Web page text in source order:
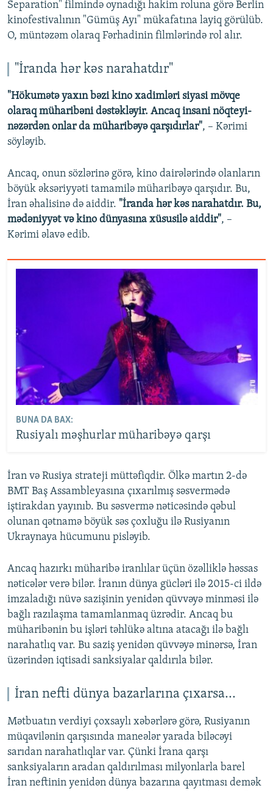
Separation" filmində oynadığı hakim roluna görə Berlin
kinofestivalının "Gümüş Ayı" mükafatına layiq görülüb.
O, müntəzəm olaraq Fərhadinin filmlərində rol alır.
"İranda hər kəs narahatdır"
"Hökumətə yaxın bəzi kino xadimləri siyasi mövqe
olaraq müharibəni dəstəkləyir. Ancaq insani nöqteyi-
nəzərdən onlar da müharibəyə qarşıdırlar", – Kərimi
söyləyib.
Ancaq, onun sözlərinə görə, kino dairələrində olanların
böyük əksəriyyəti tamamilə müharibəyə qarşıdır. Bu,
İran əhalisinə də aiddir. "İranda hər kəs narahatdır. Bu,
mədəniyyət və kino dünyasına xüsusilə aiddir", –
Kərimi əlavə edib.
BUNA DA BAX:
Rusiyalı məşhurlar müharibəyə qarşı
İran və Rusiya strateji müttəfiqdir. Ölkə martın 2-də
BMT Baş Assambleyasına çıxarılmış səsvermədə
iştirakdan yayınıb. Bu səsvermə nəticəsində qəbul
olunan qətnamə böyük səs çoxluğu ilə Rusiyanın
Ukraynaya hücumunu pisləyib.
Ancaq hazırkı müharibə iranlılar üçün özəlliklə həssas
nəticələr verə bilər. İranın dünya gücləri ilə 2015-ci ildə
imzaladığı nüvə sazişinin yenidən qüvvəyə minməsi ilə
bağlı razılaşma tamamlanmaq üzrədir. Ancaq bu
müharibənin bu işləri təhlükə altına atacağı ilə bağlı
narahatlıq var. Bu saziş yenidən qüvvəyə minərsə, İran
üzərindən iqtisadi sanksiyalar qaldırıla bilər.
İran nefti dünya bazarlarına çıxarsa...
Mətbuatın verdiyi çoxsaylı xəbərlərə görə, Rusiyanın
müqavilənin qarşısında maneələr yarada biləcəyi
sarıdan narahatlıqlar var. Çünki İrana qarşı
sanksiyaların aradan qaldırılması milyonlarla barel
İran neftinin yenidən dünya bazarına qayıtması demək